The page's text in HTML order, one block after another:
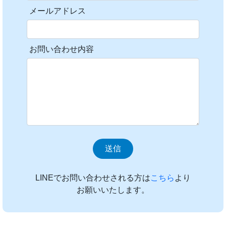
メールアドレス
お問い合わせ内容
LINEでお問い合わせされる方はこちら より
お願いいたします。